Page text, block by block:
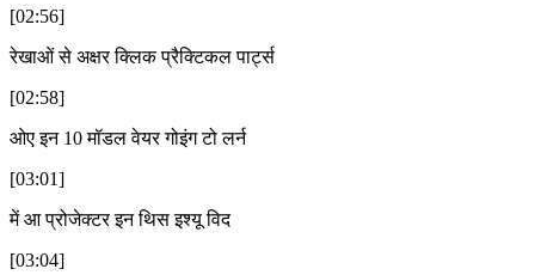
[02:56]
रेखाओं से अक्षर क्लिक प्रैक्टिकल पार्ट्स
[02:58]
ओए इन 10 मॉडल वेयर गोइंग टो लर्न
[03:01]
में आ प्रोजेक्टर इन थिस इश्यू विद
[03:04]